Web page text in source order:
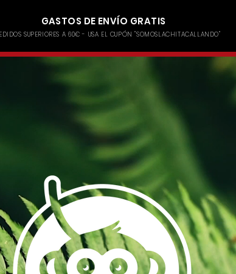
GASTOS DE ENVÍO GRATIS
SUPERIORES A 60€ - USA EL CUPÓN "SOMOSLACHITACALLANDO"